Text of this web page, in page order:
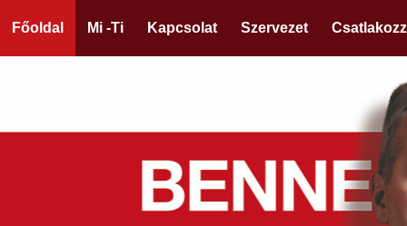
Főoldal Mi -Ti Kapcsolat Szervezet Csatlakozz